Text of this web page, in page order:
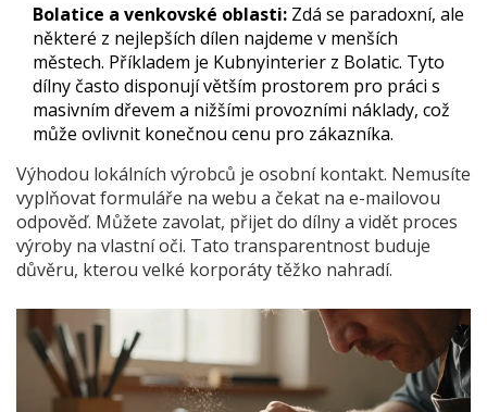
Bolatice a venkovské oblasti: Zdá se paradoxní, ale
některé z nejlepších dílen najdeme v menších
městech. Příkladem je Kubnyinterier z Bolatic. Tyto
dílny často disponují větším prostorem pro práci s
masivním dřevem a nižšími provozními náklady, což
může ovlivnit konečnou cenu pro zákazníka.
Výhodou lokálních výrobců je osobní kontakt. Nemusíte
vyplňovat formuláře na webu a čekat na e-mailovou
odpověď. Můžete zavolat, přijet do dílny a vidět proces
výroby na vlastní oči. Tato transparentnost buduje
důvěru, kterou velké korporáty těžko nahradí.